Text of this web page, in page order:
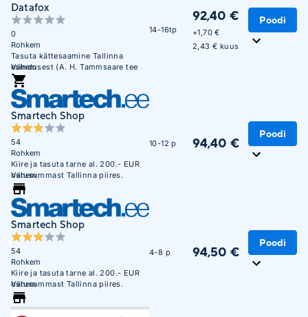
Datafox
0
Rohkem
Tasuta kättesaamine Tallinna
esindusest (A. H. Tammsaare tee
47). E-R 09:00 - 17:00
Vähem
14-16tp
92,40 €
+1,70 €
2,43 € kuus
Poodi
Smartech Shop
54
Rohkem
Kiire ja tasuta tarne al. 200.- EUR
ostusummast Tallinna piires.
Vähem
10-12 p 94,40 €
Poodi
Smartech Shop
54
Rohkem
Kiire ja tasuta tarne al. 200.- EUR
ostusummast Tallinna piires.
Vähem
4-8 p 94,50 €
Poodi